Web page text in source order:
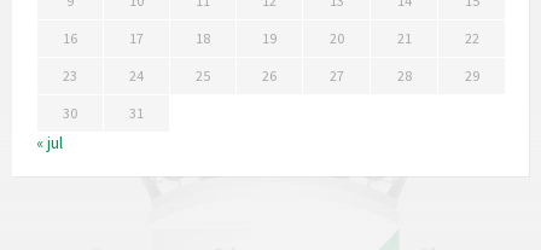
16 17 18 19 20 21 22
23 24 25 26 27 28 29
30 31
« jul